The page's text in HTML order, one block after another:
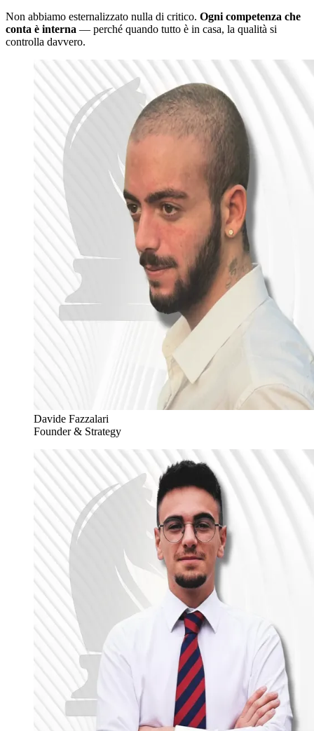
Non abbiamo esternalizzato nulla di critico. Ogni competenza che
conta è interna — perché quando tutto è in casa, la qualità si
controlla davvero.
Davide Fazzalari
Founder & Strategy